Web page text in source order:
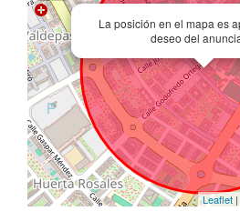
La posición en el mapa es
deseo del
Leaflet